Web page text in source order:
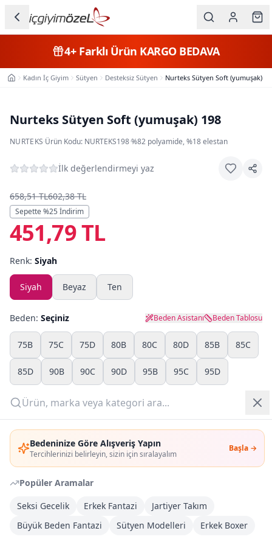
Bedeninize Göre Alışveriş Yapın
Tercihlerinizi belirleyin, sizin için sıralayalım
Başla →
Popüler Aramalar
Seksi Gecelik
Erkek Fantazi
Jartiyer Takım
Büyük Beden Fantazi
Sütyen Modelleri Erkek Boxer
Kategorileri
Erkek
Çocuk
Fantazi
Büyük
Beden
Markalar
Plaj & Mayo
Yazlık Pijama
Kampanyalar
Yeni Gelenler
OUTLET
Giriş Yap
Üye Ol
4+Farklı Ürün KARGO BEDAVA
Ana SayfaKadın İç Giyim Sütyen Desteksiz Sütyen Nurteks Sütyen Soft (yumuşak)
Nurteks Sütyen Soft (yumuşak) 198
NURTEKS·Ürün Kodu: NURTEKS198·%82 polyamide, %18 elestan
İlk değerlendirmeyi yaz
658,51 TL602,38 TL
Sepette %25 İndirim
451,79 TL
Renk: Siyah
Siyah Beyaz Ten
Beden: Seçiniz Beden Asistanı Beden Tablosu
75B 75C 75D 80B 80C 80D 85B 85C
85D 90B 90C 90D 95B 95C 95D
Adet:
Sepete Ekle
1-3 İş Günü